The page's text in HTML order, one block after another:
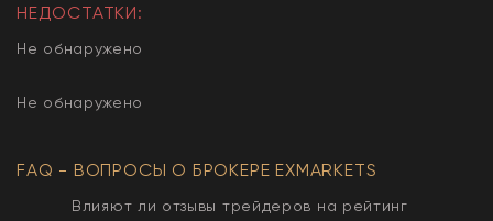
НЕДОСТАТКИ:
Не обнаружено
Не обнаружено
FAQ - ВОПРОСЫ О БРОКЕРЕ EXMARKETS
Влияют ли отзывы трейдеров на рейтинг